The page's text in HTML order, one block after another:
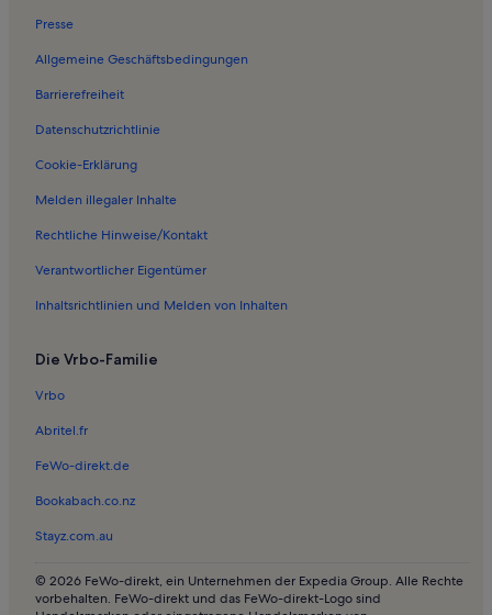
Ferienwohnungen in Neuenkirchen
Ferienwohnungen in Vieregge
Ferienwohnungen in Gingst
Ferienwohnungen in Lieschow
Ferienwohnungen in Moritzhagen
Ferienwohnungen in Wiek
Ferienwohnungen in Charlottendorf
Presse
Allgemeine Geschäftsbedingungen
Barrierefreiheit
Datenschutzrichtlinie
Cookie-Erklärung
Melden illegaler Inhalte
Rechtliche Hinweise/Kontakt
Verantwortlicher Eigentümer
Inhaltsrichtlinien und Melden von Inhalten
Die Vrbo-Familie
Vrbo
Abritel.fr
FeWo-direkt.de
Bookabach.co.nz
Stayz.com.au
© 2026 FeWo-direkt, ein Unternehmen der Expedia Group. Alle Rechte
vorbehalten. FeWo-direkt und das FeWo-direkt-Logo sind